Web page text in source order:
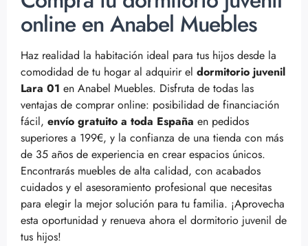
online en Anabel Muebles
Haz realidad la habitación ideal para tus hijos desde la
comodidad de tu hogar al adquirir el dormitorio juvenil
Lara 01 en Anabel Muebles. Disfruta de todas las
ventajas de comprar online: posibilidad de financiación
fácil, envío gratuito a toda España en pedidos
superiores a 199€, y la confianza de una tienda con más
de 35 años de experiencia en crear espacios únicos.
Encontrarás muebles de alta calidad, con acabados
cuidados y el asesoramiento profesional que necesitas
para elegir la mejor solución para tu familia. ¡Aprovecha
esta oportunidad y renueva ahora el dormitorio juvenil de
tus hijos!